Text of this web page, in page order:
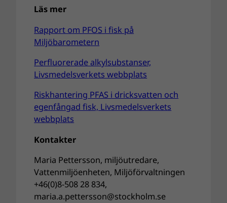
Läs mer
Rapport om PFOS i fisk på
Miljöbarometern
Perfluorerade alkylsubstanser,
Livsmedelsverkets webbplats
Riskhantering PFAS i dricksvatten och
egenfångad fisk, Livsmedelsverkets
webbplats
Kontakter
Maria Pettersson, miljöutredare,
Vattenmiljöenheten, Miljöförvaltningen
+46(0)8-508 28 834,
maria.a.pettersson@stockholm.se